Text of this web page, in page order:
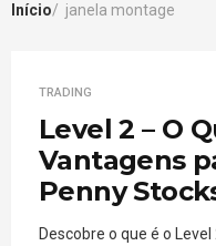
Início janela montage
TRADING
Level 2 – O
Vantagens
Penny
Descobre o que é o